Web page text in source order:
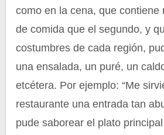
como en la cena, que contiene
de comida que el segundo, y
costumbres de cada región,
una ensalada, un puré, un
etcétera. Por ejemplo: “Me
restaurante una entrada tan
pude saborear el plato